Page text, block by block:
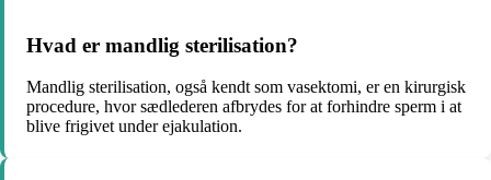
Hvad er mandlig sterilisation?
Mandlig sterilisation, også kendt som vasektomi, er en kirurgisk
procedure, hvor sædlederen afbrydes for at forhindre sperm i at
blive frigivet under ejakulation.